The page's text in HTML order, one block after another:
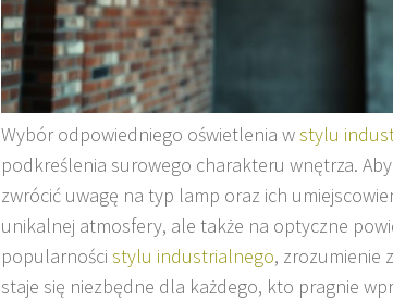
Wybór odpowiedniego oświetlenia wstylu
podkreślenia surowego charakteru wnętrza.
zwrócić uwagę na typ lamp oraz ich
unikalnej atmosfery, ale także na optyczne
popularności stylu industrialnego, zrozumienie
staje się niezbędne dla każdego, kto pragnie